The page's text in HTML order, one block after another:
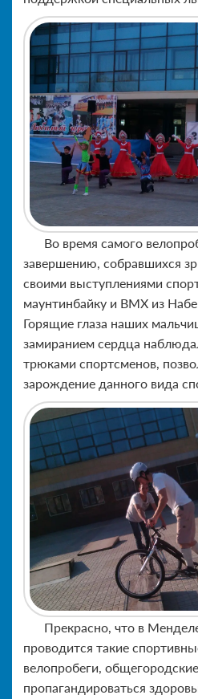
Во время самого
завершению, собравшихся
своими выступлениями
маунтинбайку и BMX из
Горящие глаза наших
замиранием сердца
трюками спортсменов,
зарождение данного вида
Прекрасно, что в
проводится такие
велопробеги,
пропагандироваться